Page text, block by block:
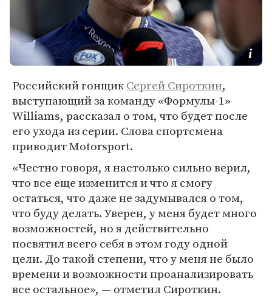
Российский гонщикСергей Сироткин,
выступающий за команду «Формулы-1»
Williams, рассказал о том, что будет после
его ухода из серии. Слова спортсмена
приводит Motorsport.
«Честно говоря, я настолько сильно верил,
что все еще изменится и что я смогу
остаться, что даже не задумывался о том,
что буду делать. Уверен, у меня будет много
возможностей, но я действительно
посвятил всего себя в этом году одной
цели. До такой степени, что у меня не было
времени и возможности проанализировать
все остальное», — отметил Сироткин.